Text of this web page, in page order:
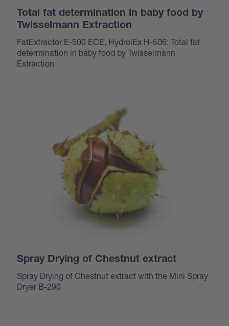
Total fat determination in baby food by
Twisselmann Extraction
FatExtractor E-500 ECE, HydrolEx H-506: Total fat
determination in baby food by Twisselmann
Extraction
Spray Drying of Chestnut extract
Spray Drying of Chestnut extract with the Mini Spray
Dryer B-290